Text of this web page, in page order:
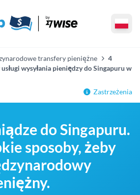
transfery pieniężne
4
wysyłania pieniędzy do Singapuru w
Zastrzeżenia
do Singapuru.
sposoby, żeby